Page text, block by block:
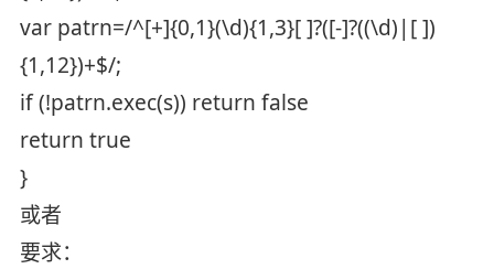
var patrn=/^[+]{0,1}(\d){1,3}[ ]?([-]?((\d)|[ ])
{1,12})+$/;
if (!patrn.exec(s)) return false
return true
}
或者
要求：